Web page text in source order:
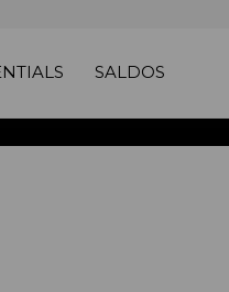
SALDOS